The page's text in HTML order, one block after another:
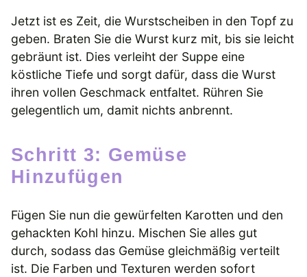
Jetzt ist es Zeit, die Wurstscheiben in den Topf zu
geben. Braten Sie die Wurst kurz mit, bis sie leicht
gebräunt ist. Dies verleiht der Suppe eine
köstliche Tiefe und sorgt dafür, dass die Wurst
ihren vollen Geschmack entfaltet. Rühren Sie
gelegentlich um, damit nichts anbrennt.
Schritt 3: Gemüse
Hinzufügen
Fügen Sie nun die gewürfelten Karotten und den
gehackten Kohl hinzu. Mischen Sie alles gut
durch, sodass das Gemüse gleichmäßig verteilt
ist. Die Farben und Texturen werden sofort